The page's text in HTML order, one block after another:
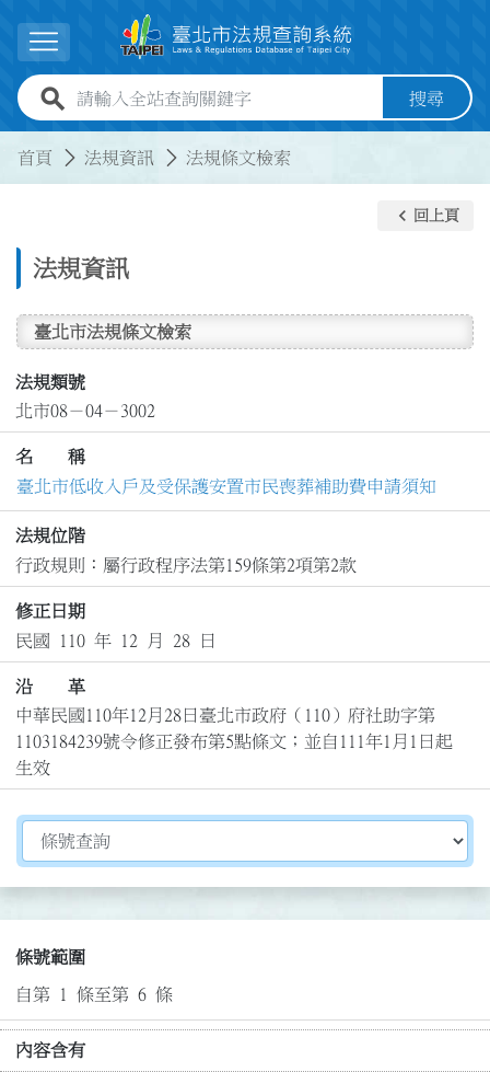
展開選單
全站查詢關鍵字欄位 搜尋
首頁 法規資訊 法規條文檢索
法規資訊
keyboard_arrow_left 回上頁
臺北市法規條文檢索
法規類號
北市08－04－3002
名 稱
臺北市低收入戶及受保護安置市民喪葬補助費申請須知
法規位階
行政規則：屬行政程序法第159條第2項第2款
修正日期
民國 110 年 12 月 28 日
沿 革
中華民國110年12月28日臺北市政府（110）府社助字第
1103184239號令修正發布第5點條文；並自111年1月1日起
生效
切換選擇法規資訊內容
條號範圍
自第 1 條至第 6 條
內容含有